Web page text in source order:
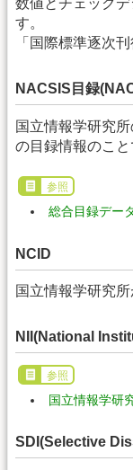
す。
「国際標準逐次
NACSIS目録
国立情報学研究
の目録情報のこと
参照
総合目録デー
NCID
国立情報学研究
NII(National
参照
国立情報学研
SDI(Selective